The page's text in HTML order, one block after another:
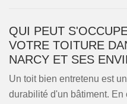
QUI PEUT
VOTRE TOITURE
NARCY ET SES
Un toit bien entretenu est
durabilité d'un bâtiment. En